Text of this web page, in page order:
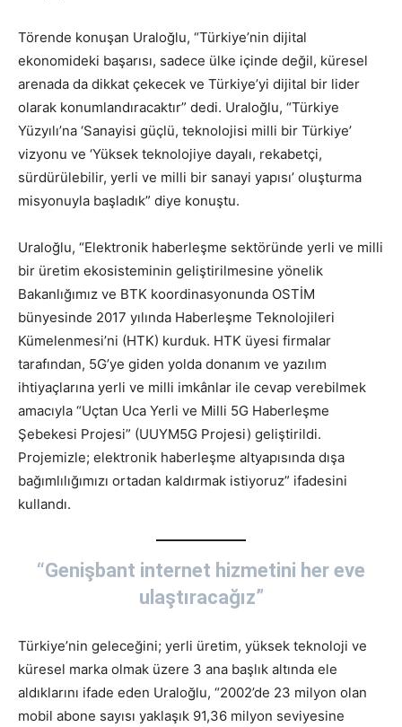
Törende konuşan Uraloğlu, “Türkiye’nin dijital
ekonomideki başarısı, sadece ülke içinde değil, küresel
arenada da dikkat çekecek ve Türkiye’yi dijital bir lider
olarak konumlandıracaktır” dedi. Uraloğlu, “Türkiye
Yüzyılı’na ‘Sanayisi güçlü, teknolojisi milli bir Türkiye’
vizyonu ve ‘Yüksek teknolojiye dayalı, rekabetçi,
sürdürülebilir, yerli ve milli bir sanayi yapısı’ oluşturma
misyonuyla başladık” diye konuştu.
Uraloğlu, “Elektronik haberleşme sektöründe yerli ve milli
bir üretim ekosisteminin geliştirilmesine yönelik
Bakanlığımız ve BTK koordinasyonunda OSTİM
bünyesinde 2017 yılında Haberleşme Teknolojileri
Kümelenmesi’ni (HTK) kurduk. HTK üyesi firmalar
tarafından, 5G’ye giden yolda donanım ve yazılım
ihtiyaçlarına yerli ve milli imkânlar ile cevap verebilmek
amacıyla “Uçtan Uca Yerli ve Milli 5G Haberleşme
Şebekesi Projesi” (UUYM5G Projesi) geliştirildi.
Projemizle; elektronik haberleşme altyapısında dışa
bağımlılığımızı ortadan kaldırmak istiyoruz” ifadesini
kullandı.
“Genişbant internet hizmetini her eve
ulaştıracağız”
Türkiye’nin geleceğini; yerli üretim, yüksek teknoloji ve
küresel marka olmak üzere 3 ana başlık altında ele
aldıklarını ifade eden Uraloğlu, “2002’de 23 milyon olan
mobil abone sayısı yaklaşık 91,36 milyon seviyesine